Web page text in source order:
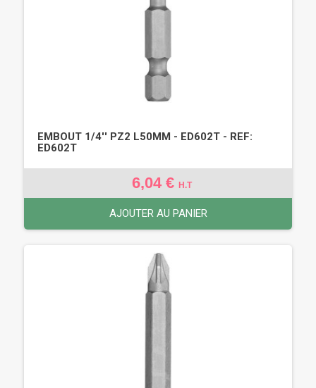
EMBOUT 1/4'' PZ2 L50MM - ED602T - REF:
ED602T
6,04 € H.T
AJOUTER AU PANIER